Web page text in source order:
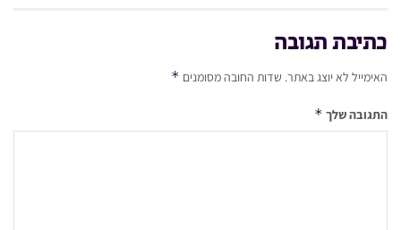
כתיבת תגובה
האימייל לא יוצג באתר. שדות החובה מסומנים *
התגובה שלך *